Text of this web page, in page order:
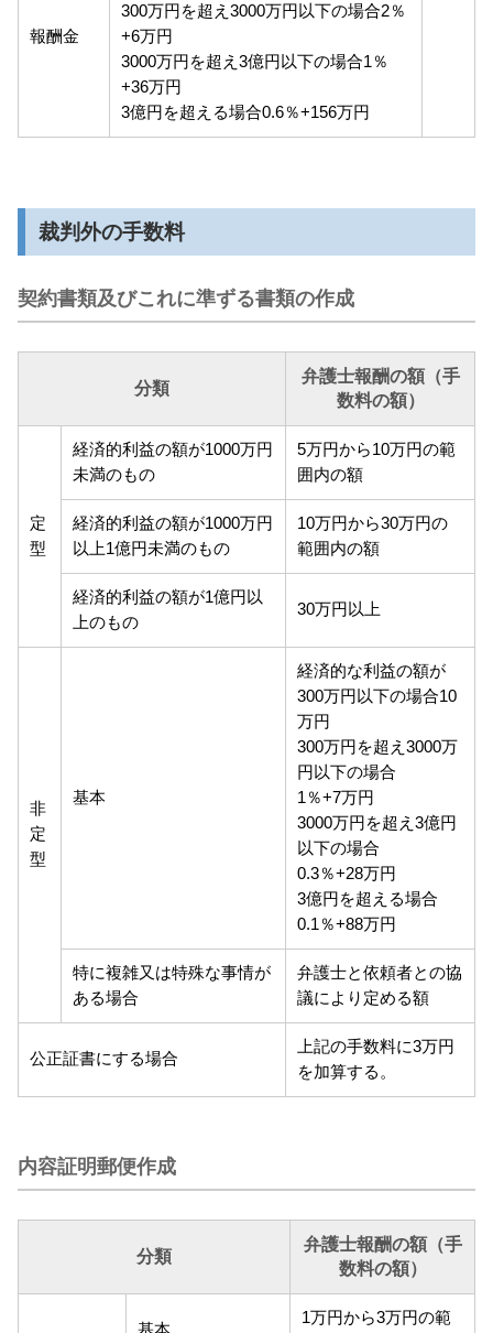
報酬金
300万円を超え3000万円以下の場合2％
+6万円
3000万円を超え3億円以下の場合1％
+36万円
3億円を超える場合0.6％+156万円
裁判外の手数料
契約書類及びこれに準ずる書類の作成
分類
弁護士報酬の額（手
数料の額）
定
型
経済的利益の額が1000万円
未満のもの
5万円から10万円の範
囲内の額
経済的利益の額が1000万円
以上1億円未満のもの
10万円から30万円の
範囲内の額
経済的利益の額が1億円以
上のもの
30万円以上
非
定
型
基本
経済的な利益の額が
300万円以下の場合10
万円
300万円を超え3000万
円以下の場合
1％+7万円
3000万円を超え3億円
以下の場合
0.3％+28万円
3億円を超える場合
0.1％+88万円
特に複雑又は特殊な事情が
ある場合
弁護士と依頼者との協
議により定める額
公正証書にする場合
上記の手数料に3万円
を加算する。
内容証明郵便作成
分類
弁護士報酬の額（手
数料の額）
1万円から3万円の範